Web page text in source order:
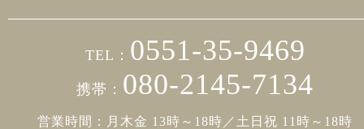
TEL： 0551-35-9469
携帯： 080-2145-7134
営業時間：月木金 13時～18時／土日祝 11時～18時